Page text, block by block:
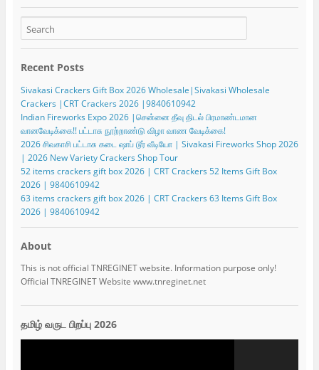
Recent Posts
Sivakasi Crackers Gift Box 2026 Wholesale|Sivakasi Wholesale
Crackers |CRT Crackers 2026 |9840610942
Indian Fireworks Expo 2026 |சென்னை தீவு திடல் பிரமாண்டமான
வானவேடிக்கை!! பட்டாசு நூற்றாண்டு விழா வாண வேடிக்கை!
2026 சிவகாசி பட்டாசு கடை ஷாப் டூர் வீடியோ | Sivakasi Fireworks Shop 2026
| 2026 New Variety Crackers Shop Tour
52 items crackers gift box 2026 | CRT Crackers 52 Items Gift Box
2026 | 9840610942
63 items crackers gift box 2026 | CRT Crackers 63 Items Gift Box
2026 | 9840610942
About
This is not official TNREGINET website. Information purpose only!
Official TNREGINET Website www.tnreginet.net
தமிழ் வருட பிறப்பு 2026